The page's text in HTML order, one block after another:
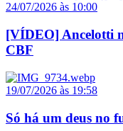
24/07/2026 às 10:00
[VÍDEO] Ancelotti
CBF
19/07/2026 às 19:58
Só há um deus no